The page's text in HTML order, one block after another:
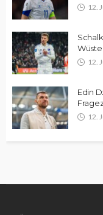
12.
Wüste
12.
Edin
12.